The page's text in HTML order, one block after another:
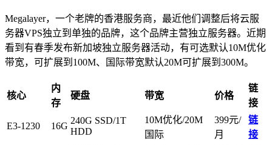
Megalayer，一个老牌的香港服务商，最近他们调整后将云服
务器VPS独立到单独的品牌，这个品牌主营独立服务器。近期
看到有春季发布新加坡独立服务器活动，有可选默认10M优化
带宽，可扩展到100M、国际带宽默认20M可扩展到300M。
核心
内
存
硬盘 带宽 价格
链
接
E3-1230 16G
240G SSD/1T
HDD
10M优化/20M
国际
399元/
月
链
接